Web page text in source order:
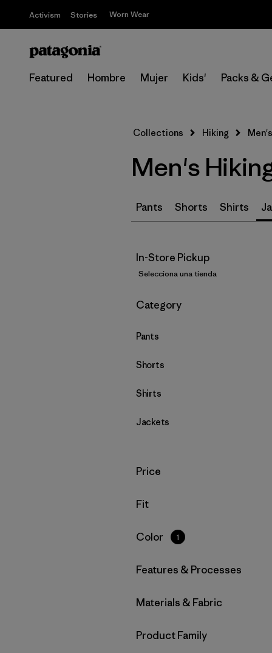
Activism Stories Worn Wear
Featured Hombre Mujer Kids' Packs &
Collections Hiking
Men's
Pants Shorts Shirts
In-Store Pickup
Selecciona una tienda
Filtrar por
Category
Pants
Shorts
Shirts
Jackets
Filtrar por
Price
Filtrar por
Fit
Filtrar por
Color 1
Filtrar por
Features & Processes
Filtrar por
Materials & Fabric
Filtrar por
Product Family